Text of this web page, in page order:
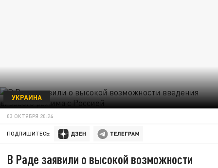
УКРАИНА
03 ОКТЯБРЯ 20:24
ПОДПИШИТЕСЬ:
В Раде заявили о высокой возможности